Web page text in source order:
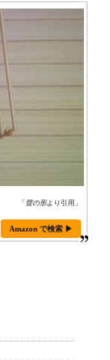
「聲の形より引用」
Amazon で検索 ▶